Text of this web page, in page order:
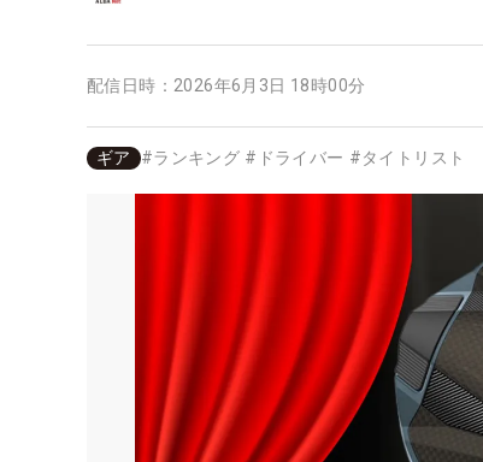
配信日時： 2026年6月3日 18時00分
ギア #ランキング # ドライバー #タイトリスト